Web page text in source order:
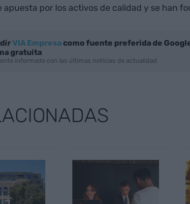
por los activos de calidad y se han
VIA Empresacomo fuente preferida de
gratuita
informado con las últimas noticias de actualidad